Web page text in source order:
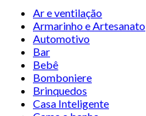
Ar e ventilação
Armarinho e Artesanato
Automotivo
Bar
Bebê
Bomboniere
Brinquedos
Casa Inteligente